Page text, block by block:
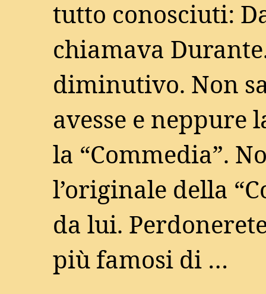
tutto conosciuti:
chiamava
diminutivo. Non
avesse e neppure
la “Commedia”.
l’originale della
da lui.
più famosi di …